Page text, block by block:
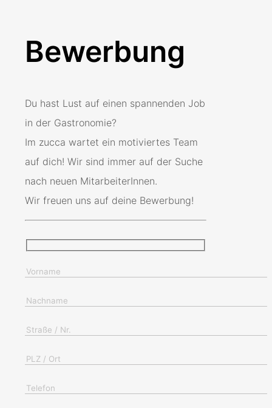
Bewerbung
Du hast Lust auf einen spannenden Job
in der Gastronomie?
Im zucca wartet ein motiviertes Team
auf dich! Wir sind immer auf der Suche
nach neuen MitarbeiterInnen.
Wir freuen uns auf deine Bewerbung!